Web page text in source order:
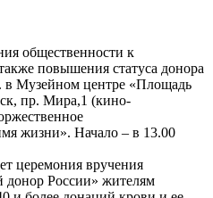
общественности к
повышения статуса донора
в Музейном центре «Площадь
пр. Мира,1 (кино-
жизни». Начало – в 13.00
церемония вручения
донор России» жителям